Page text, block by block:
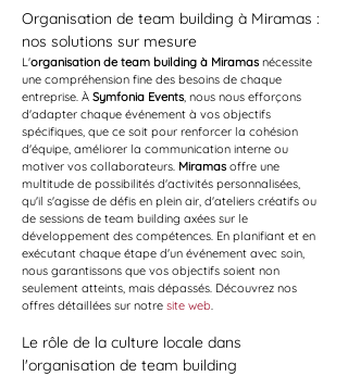
Organisation de team building à Miramas :
nos solutions sur mesure
L'organisation de team building à Miramas nécessite
une compréhension fine des besoins de chaque
entreprise. À Symfonia Events, nous nous efforçons
d'adapter chaque événement à vos objectifs
spécifiques, que ce soit pour renforcer la cohésion
d'équipe, améliorer la communication interne ou
motiver vos collaborateurs. Miramas offre une
multitude de possibilités d'activités personnalisées,
qu'il s'agisse de défis en plein air, d'ateliers créatifs ou
de sessions de team building axées sur le
développement des compétences. En planifiant et en
exécutant chaque étape d'un événement avec soin,
nous garantissons que vos objectifs soient non
seulement atteints, mais dépassés. Découvrez nos
offres détaillées sur notre site web.
Le rôle de la culture locale dans
l'organisation de team building